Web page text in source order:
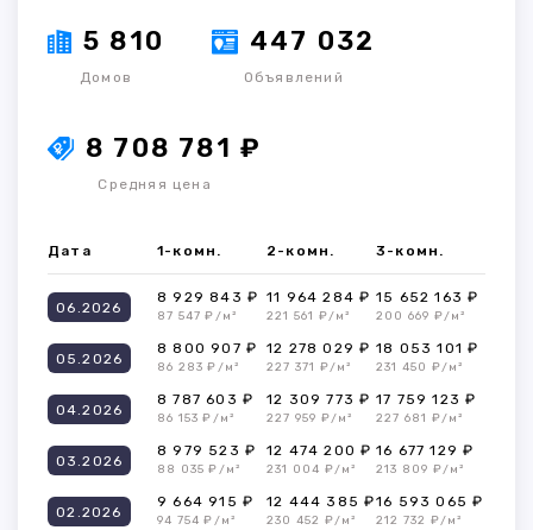
5 810
Домов
447 032
Объявлений
8 708 781 ₽
Средняя цена
Дата 1-комн. 2-комн. 3-комн.
06.2026
8 929 843 ₽
87 547 ₽/м²
11 964 284 ₽
221 561 ₽/м²
15 652 163 ₽
200 669 ₽/м²
05.2026
8 800 907 ₽
86 283 ₽/м²
12 278 029 ₽
227 371 ₽/м²
18 053 101 ₽
231 450 ₽/м²
04.2026
8 787 603 ₽
86 153 ₽/м²
12 309 773 ₽
227 959 ₽/м²
17 759 123 ₽
227 681 ₽/м²
03.2026
8 979 523 ₽
88 035 ₽/м²
12 474 200 ₽
231 004 ₽/м²
16 677 129 ₽
213 809 ₽/м²
02.2026
9 664 915 ₽
94 754 ₽/м²
12 444 385 ₽
230 452 ₽/м²
16 593 065 ₽
212 732 ₽/м²